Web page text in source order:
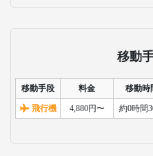
移動
移動手段 料金 移動時
飛行機 4,880円〜 約0時間